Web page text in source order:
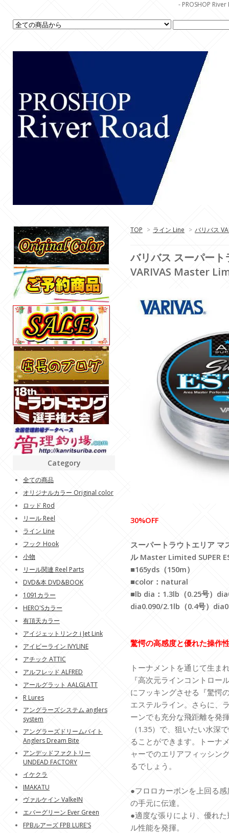
- PROSHOP
TOP > ライン Line > バリバス
バリバス スーパー
VARIVAS Master
30%OFF
スーパートラウトエリア マ
ル Master Limited SUPER
■165yds（150m）
■color：natural
■lb dia：1.3lb（0.25号）
dia0.090/2.1lb（0.4号）
驚愕の高感度と優れた操作
トーナメントを通じて生ま
『高次元ラインコントロー
にフッキングさせる『驚愕
エステルライン。さらに、
ーンでも充分な飛距離を発
（1.35）で、狙いたい水深
ることができます。トーナ
ャーでのエリアフィッシン
るでしょう。
●フロロカーボンを上回る
の手元に伝達。
●適度な張りにより、優れ
ル性能を発揮。
Category
全ての商品
オリジナルカラー Original color
ロッド Rod
リール Reel
ライン Line
フック Hook
小物
リール関連 Reel Parts
DVD&本 DVD&BOOK
1091カラー
HERO'Sカラー
有頂天カラー
アイジェットリンク i Jet Link
アイビーライン IVYLINE
アチック ATTIC
アルフレッド ALFRED
アールグラット AALGLATT
R Lures
アングラーズシステム anglers
system
アングラーズドリームバイト
Anglers Dream Bite
アンデッドファクトリー
UNDEAD FACTORY
イケクラ
IMAKATU
ヴァルケイン ValkeIN
エバーグリーン Ever Green
FPBルアーズ FPB LURE'S